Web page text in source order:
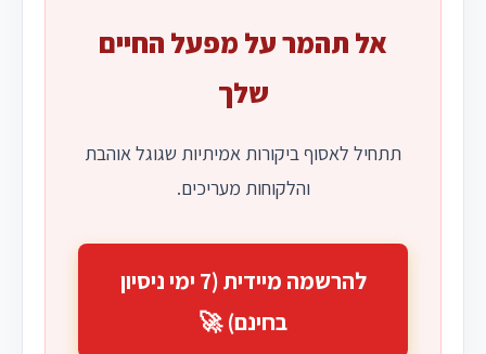
אל תהמר על מפעל החיים
שלך
תתחיל לאסוף ביקורות אמיתיות שגוגל אוהבת
והלקוחות מעריכים.
להרשמה מיידית (7 ימי ניסיון
בחינם) 🚀